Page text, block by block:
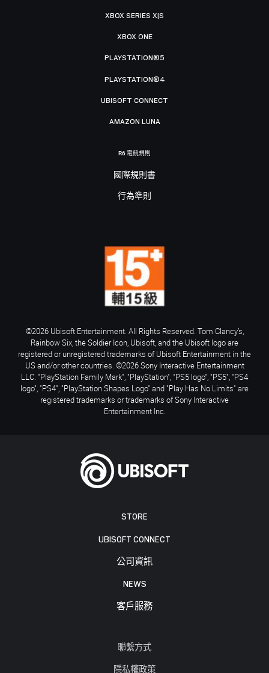
STORE
UBISOFT CONNECT
公司資訊
NEWS
客戶服務
聯繫方式
隱私權政策
XBOX SERIES X|S
XBOX ONE
PLAYSTATION®5
PLAYSTATION®4
UBISOFT CONNECT
AMAZON LUNA
R6 電競規則
國際規則書
行為準則
©2026 Ubisoft Entertainment. All Rights Reserved. Tom Clancy’s,
Rainbow Six, the Soldier Icon, Ubisoft, and the Ubisoft logo are
registered or unregistered trademarks of Ubisoft Entertainment in the
US and/or other countries. ©2026 Sony Interactive Entertainment
LLC. "PlayStation Family Mark", "PlayStation", "PS5 logo", "PS5", "PS4
logo", "PS4", "PlayStation Shapes Logo" and "Play Has No Limits" are
registered trademarks or trademarks of Sony Interactive
Entertainment Inc.